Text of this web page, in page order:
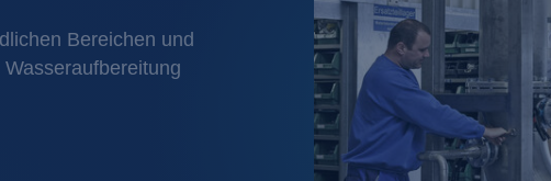
Bereichen und
Anlagenmanagement
Chemie / Petrochemie
Glas / Keramik
Großwäschereien /
Industrielles
AOP
Fällung /
Filtration